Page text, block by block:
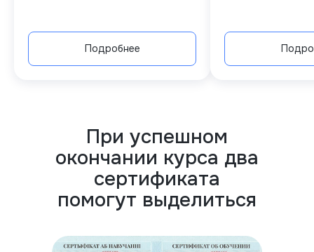
Подробнее
При успешном
окончании курса два
сертификата
помогут выделиться